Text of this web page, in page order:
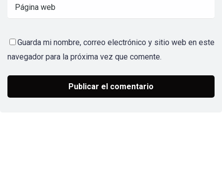
Guarda mi nombre, correo electrónico y sitio web en este
navegador para la próxima vez que comente.